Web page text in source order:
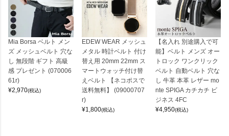
Mia Borsa ベルト メン
ズ メッシュベルト 穴な
し 無段階 ギフト 高級
感 プレゼント (070006
61r)
¥2,970(税込)
EDEW WEAR メッシュ
メタル 時計ベルト 付け
替え用 20mm 22mm ス
マートウォッチ付け替
えベルト 【ネコポスで
送料無料】 (09000707
r)
¥1,800(税込)
【名入れ 別途購入で可
能】ベルト メンズ オー
トロック ワンクリック
ベルト 自動ベルト 穴な
し 牛革 本革 レザー mo
nte SPIGA カチカチ ビ
ジネス 4FC
¥4,950(税込)